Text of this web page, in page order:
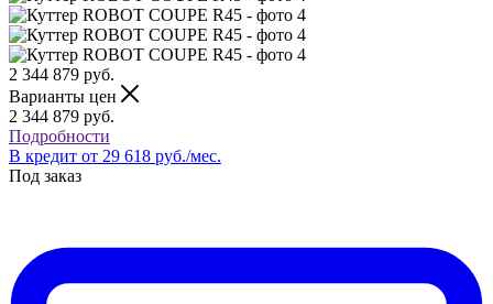
2 344 879 руб.
Варианты цен
2 344 879 руб.
Подробности
В кредит от 29 618 руб./мес.
Под заказ